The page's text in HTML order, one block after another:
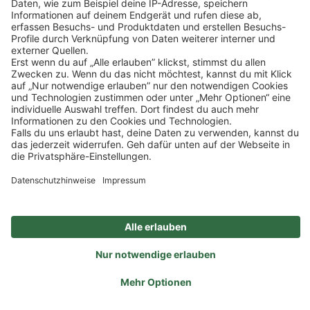
Akzeptieren
Powered by
Impressum Datenschutz
Privatsphäre-Einstellungen
Veranstaltungen
FAQ
Sitemap